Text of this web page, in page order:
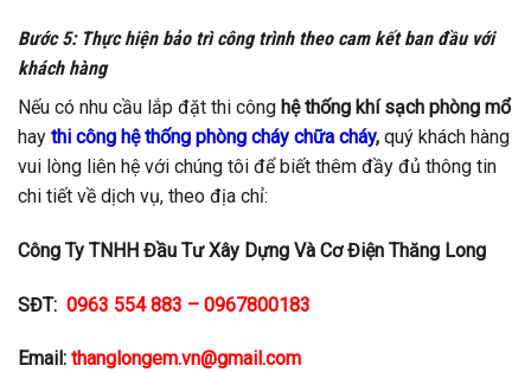
Bước 5: Thực hiện bảo trì công trình theo cam kết ban đầu với
khách hàng
Nếu có nhu cầu lắp đặt thi công hệ thống khí sạch phòng mổ
hay thi công hệ thống phòng cháy chữa cháy, quý khách hàng
vui lòng liên hệ với chúng tôi để biết thêm đầy đủ thông tin
chi tiết về dịch vụ, theo địa chỉ:
Công Ty TNHH Đầu Tư Xây Dựng Và Cơ Điện Thăng Long
SĐT: 0963 554 883 – 0967800183
Email: thanglongem.vn@gmail.com